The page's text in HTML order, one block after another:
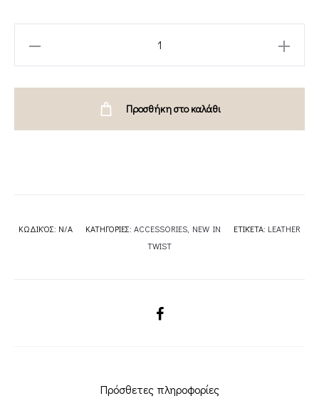
Προσθήκη στο καλάθι
ΚΩΔΙΚΌΣ: N/A ΚΑΤΗΓΟΡΊΕΣ: ACCESSORIES, NEW IN ΕΤΙΚΈΤΑ: LEATHER
TWIST
SHARE
Πρόσθετες πληροφορίες